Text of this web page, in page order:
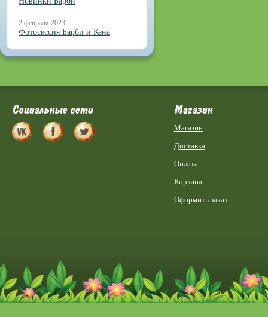
2 февраля 2023
Фотосессия Барби и Кена
Социальные сети Магазин
Магазин
Доставка
Оплата
Корзина
Оформить заказ